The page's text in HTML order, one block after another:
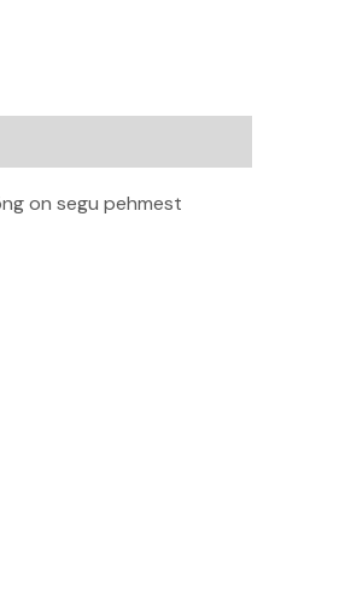
on segu pehmest